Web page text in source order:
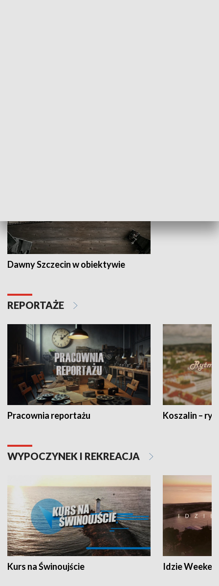
Dawny Szczecin w obiektywie
REPORTAŻE
Pracownia reportażu Koszalin –
WYPOCZYNEK I REKREACJA
Kurs na Świnoujście Idzie